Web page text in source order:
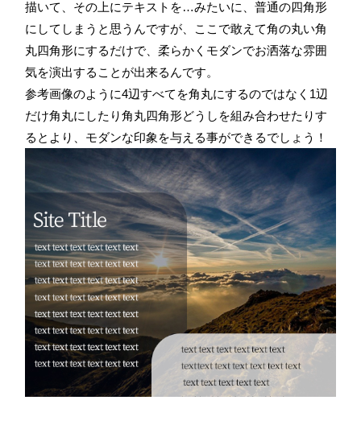
描いて、その上にテキストを…みたいに、普通の四角形
にしてしまうと思うんですが、ここで敢えて角の丸い角
丸四角形にするだけで、柔らかくモダンでお洒落な雰囲
気を演出することが出来るんです。
参考画像のように4辺すべてを角丸にするのではなく1辺
だけ角丸にしたり角丸四角形どうしを組み合わせたりす
るとより、モダンな印象を与える事ができるでしょう！